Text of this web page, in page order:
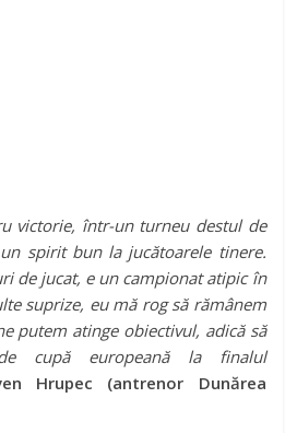
victorie, într-un turneu destul de
spirit bun la jucătoarele tinere.
de jucat, e un campionat atipic în
suprize, eu mă rog să rămânem
putem atinge obiectivul, adică să
cupă europeană la finalul
Hrupec (antrenor Dunărea